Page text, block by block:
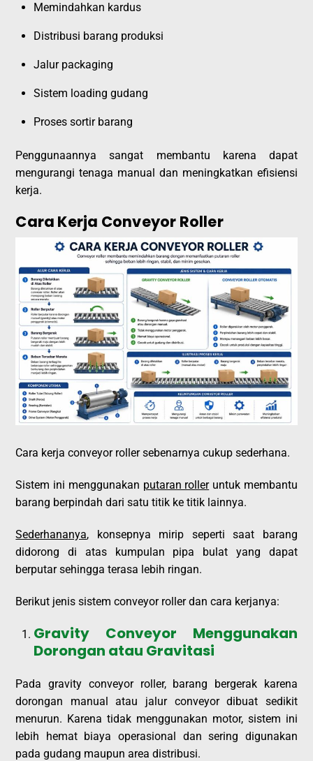
Memindahkan kardus
Distribusi barang produksi
Jalur packaging
Sistem loading gudang
Proses sortir barang
Penggunaannya sangat membantu karena dapat
mengurangi tenaga manual dan meningkatkan efisiensi
kerja.
Cara Kerja Conveyor Roller
Cara kerja conveyor roller sebenarnya cukup sederhana.
Sistem ini menggunakan putaran rolleruntuk membantu
barang berpindah dari satu titik ke titik lainnya.
Sederhananya, konsepnya mirip seperti saat barang
didorong di atas kumpulan pipa bulat yang dapat
berputar sehingga terasa lebih ringan.
Berikut jenis sistem conveyor roller dan cara kerjanya:
Gravity Conveyor Menggunakan
Dorongan atau Gravitasi
Pada gravity conveyor roller, barang bergerak karena
dorongan manual atau jalur conveyor dibuat sedikit
menurun. Karena tidak menggunakan motor, sistem ini
lebih hemat biaya operasional dan sering digunakan
pada gudang maupun area distribusi.